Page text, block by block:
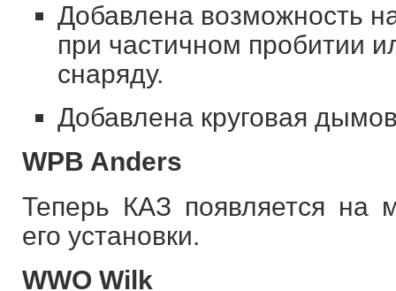
Добавлена возможность
при частичном пробитии
снаряду.
Добавлена круговая
WPB Anders
Теперь КАЗ появляется на
его установки.
WWO Wilk